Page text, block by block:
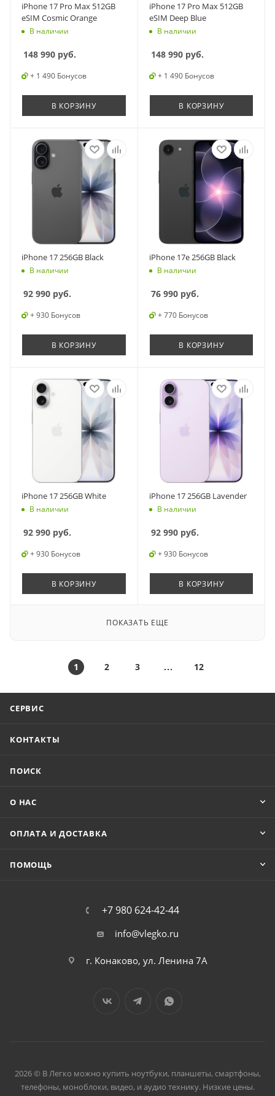
iPhone 17 Pro Max 512GB
eSIM Cosmic Orange
В наличии
148 990 руб.
+ 1 490 Бонусов
В КОРЗИНУ
iPhone 17 Pro Max 512GB
eSIM Deep Blue
В наличии
148 990руб.
+ 1 490 Бонусов
В КОРЗИНУ
iPhone 17 256GB Black
В наличии
92 990 руб.
+ 930 Бонусов
В КОРЗИНУ
iPhone 17e 256GB Black
В наличии
76 990руб.
+ 770 Бонусов
В КОРЗИНУ
iPhone 17 256GB White
В наличии
92 990 руб.
+ 930 Бонусов
В КОРЗИНУ
iPhone 17 256GB Lavender
В наличии
92 990руб.
+ 930 Бонусов
В КОРЗИНУ
ПОКАЗАТЬ ЕЩЕ
1 2 3 12
СЕРВИС
КОНТАКТЫ
ПОИСК
О НАС
ОПЛАТА И ДОСТАВКА
ПОМОЩЬ
+7 980 624-42-44
info@vlegko.ru
г. Конаково, ул. Ленина 7А
2026 © В Легко можно купить ноутбуки, планшеты, смартфоны,
телефоны, моноблоки, видео, и аудио технику. Низкие цены.